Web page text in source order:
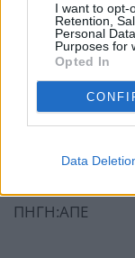
I want to opt-
Retention,
Personal
Purposes for
Opted In
Data
ΠΗΓΗ:ΑΠΕ